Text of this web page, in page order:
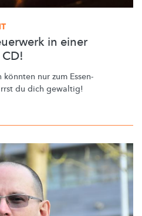
in einer
nur zum Essen-
du dich gewaltig!